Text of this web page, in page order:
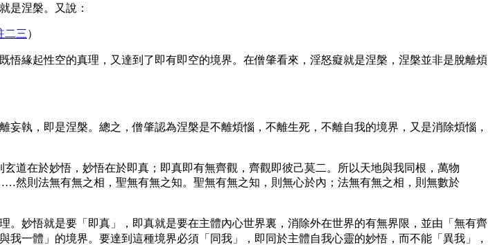
是涅槃。又說：
二三）
悟緣起性空的真理，又達到了即有即空的境界。在僧肇看來，淫怒癡就是涅槃，涅槃並非是脫離煩
執，即是涅槃。總之，僧肇認為涅槃是不離煩惱，不離生死，不離自我的境界，又是消除煩惱，
道在於妙悟，妙悟在於即真；即真即有無齊觀，齊觀即彼己莫二。所以天地與我同根，萬物
則法無有無之相，聖無有無之知。聖無有無之知，則無心於內；法無有無之相，則無數於
妙悟就是要「即真」，即真就是要在主體內心世界裏，消除外在世界的有無界限，並由「無有齊
一體」的境界。要達到這種境界必須「同我」，即同於主體自我心靈的妙悟，而不能「異我」，